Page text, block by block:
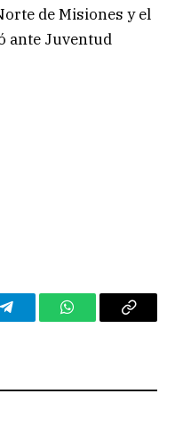
de Misiones y el
ante Juventud
TelegramWhatsAppCopy